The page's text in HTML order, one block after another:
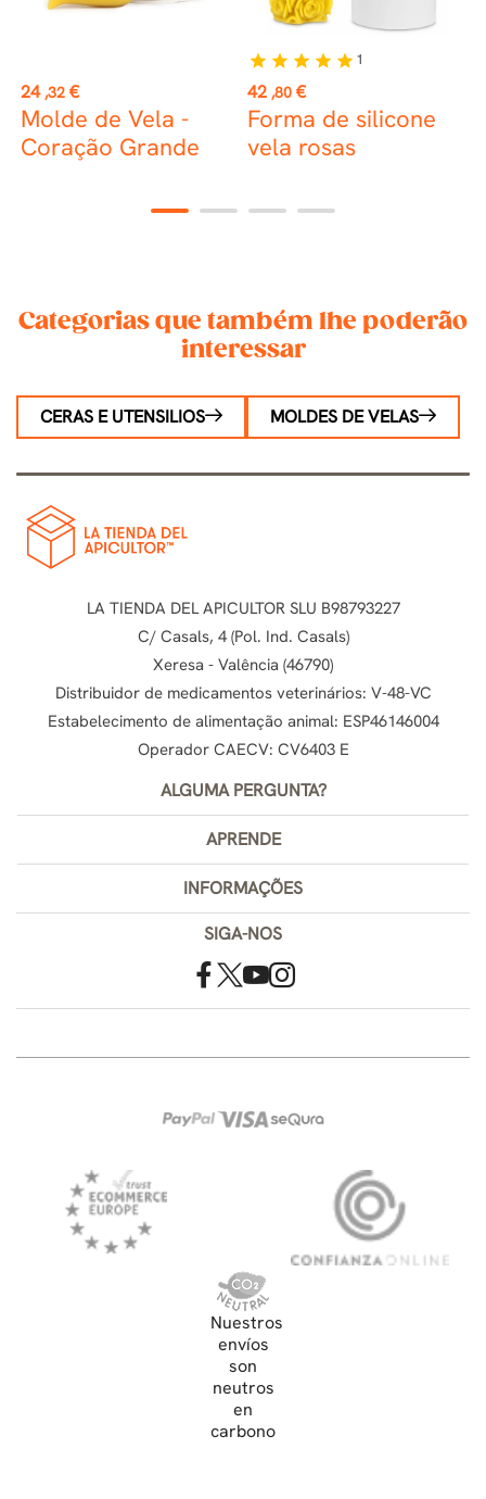
Preço
24 ,32 €
Molde de Vela -
Coração Grande
Preço
42 ,80 €
Forma de silicone
vela rosas
star star star star star 1
1 2 3 4
Categorias que também lhe poderão
interessar
CERAS E UTENSILIOS MOLDES DE VELAS
LA TIENDA DEL APICULTOR SLU B98793227
C/ Casals, 4 (Pol. Ind. Casals)
Xeresa - Valência (46790)
Distribuidor de medicamentos veterinários: V-48-VC
Estabelecimento de alimentação animal: ESP46146004
Operador CAECV: CV6403 E
ALGUMA PERGUNTA?
APRENDE
INFORMAÇÕES
SIGA-NOS
Nuestros
envíos
son
neutros
en
carbono